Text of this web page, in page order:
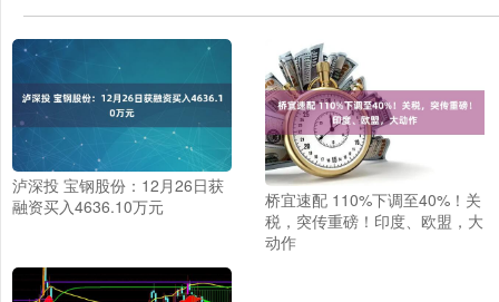
泸深投 宝钢股份：12月26日获
融资买入4636.10万元
桥宜速配 110%下调至40%！关
税，突传重磅！印度、欧盟，大
动作